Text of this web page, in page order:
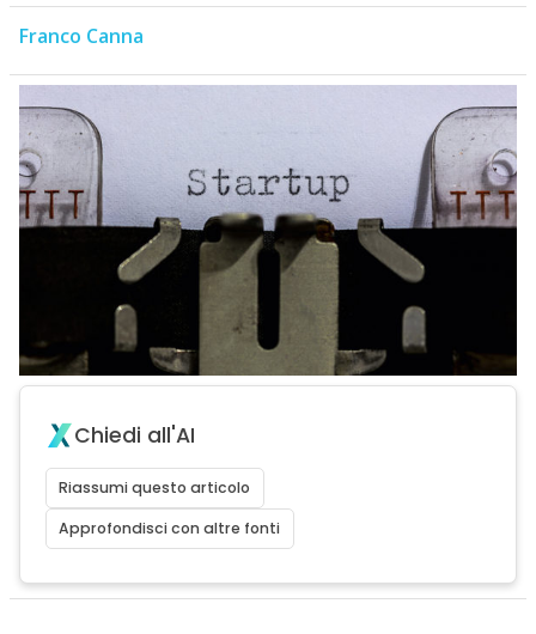
Franco Canna
Chiedi all'AI
Riassumi questo articolo
Approfondisci con altre fonti